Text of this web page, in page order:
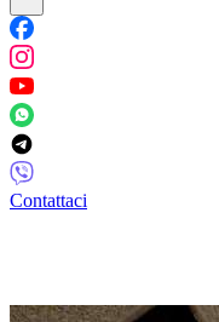
Contattaci